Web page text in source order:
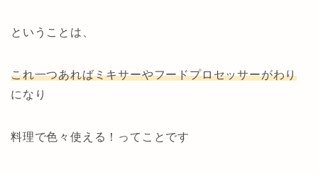
ということは、
これ一つあればミキサーやフードプロセッサーがわり
になり
料理で色々使える！ってことです